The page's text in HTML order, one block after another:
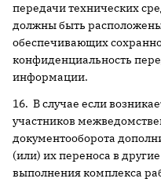
передачи технических
должны быть
обеспечивающих
конфиденциальность
информации.
16. В случае если
участников
документооборота
(или) их переноса в
выполнения комплекса